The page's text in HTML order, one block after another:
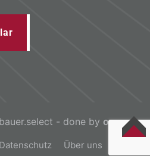
- done by osc
Datenschutz Über uns
TOP